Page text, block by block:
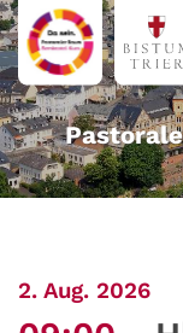
Zum Inhalt
2. Aug. 2026: